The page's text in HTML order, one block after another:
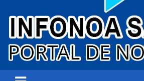
Infonoa Salta